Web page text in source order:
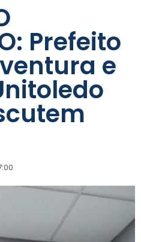
Prefeito
e